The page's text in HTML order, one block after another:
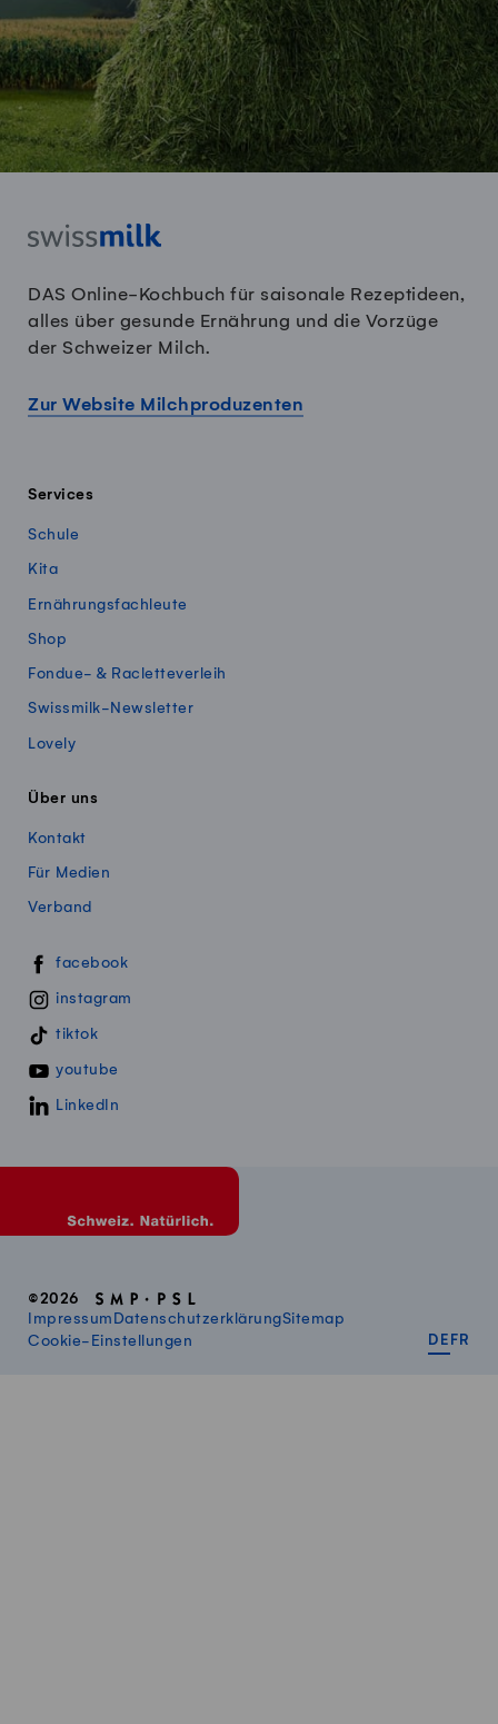
DAS Online-Kochbuch für saisonale Rezeptideen,
alles über gesunde Ernährung und die Vorzüge
der Schweizer Milch.
Zur Website Milchproduzenten
Services
Schule
Kita
Ernährungsfachleute
Shop
Fondue- & Racletteverleih
Swissmilk-Newsletter
Lovely
Über uns
Kontakt
Für Medien
Verband
Swissmillk auf Social Media
facebook
instagram
tiktok
youtube
LinkedIn
©2026
Impressum DatenschutzerklärungSitemap
Cookie-Einstellungen
DE FR